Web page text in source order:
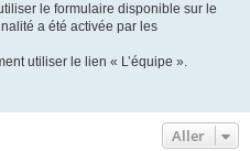
le formulaire disponible sur le
a été activée par les
utiliser le lien « L’équipe ».
Aller